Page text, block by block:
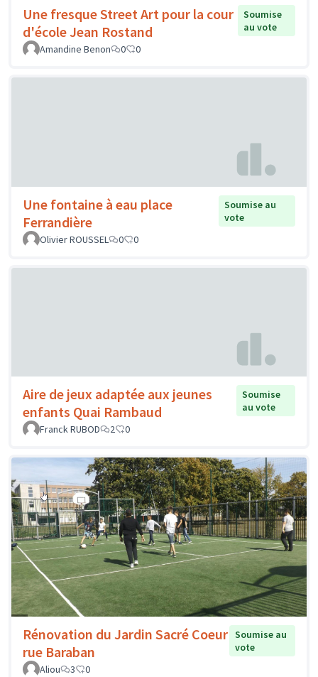
Une fresque Street Art pour la cour
d'école Jean Rostand
Soumise
au vote
Amandine Benon
0 0
Une fontaine à eau place
Ferrandière
Soumise au
vote
Olivier ROUSSEL
0 0
Aire de jeux adaptée aux jeunes
enfants Quai Rambaud
Soumise
au vote
Franck RUBOD
2 0
Rénovation du Jardin Sacré Coeur
rue Baraban
Soumise au
vote
Aliou
3 0